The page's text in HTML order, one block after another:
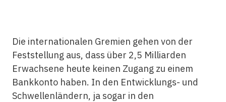
Die internationalen Gremien gehen von der
Feststellung aus, dass über 2,5 Milliarden
Erwachsene heute keinen Zugang zu einem
Bankkonto haben. In den Entwicklungs- und
Schwellenländern, ja sogar in den